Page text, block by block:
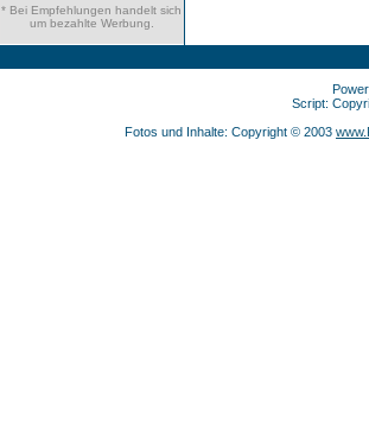
* Bei Empfehlungen handelt sich
um bezahlte Werbung.
Script:
Fotos und Inhalte: Copyright © 2003